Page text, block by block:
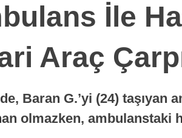
İle
Araç
Baran G.’yi (24) taşıyan
olmazken, ambulanstaki